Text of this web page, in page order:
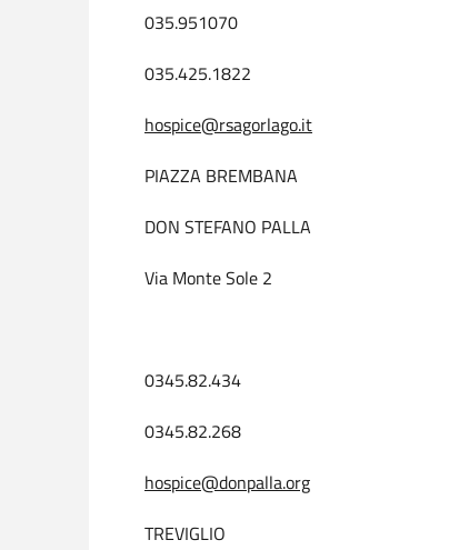
035.951070
035.425.1822
hospice@rsagorlago.it
PIAZZA BREMBANA
DON STEFANO PALLA
Via Monte Sole 2
0345.82.434
0345.82.268
hospice@donpalla.org
TREVIGLIO